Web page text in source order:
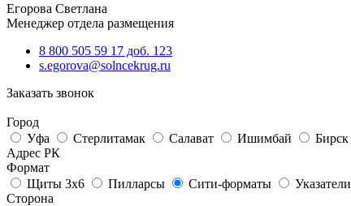
Егорова Светлана
Менеджер отдела размещения
8 800 505 59 17 доб. 123
s.egorova@solncekrug.ru
Заказать звонок
Город
Уфа
Стерлитамак Салават Ишимбай Бирск
Адрес РК
Формат
Щиты 3х6
Пилларсы Сити-форматы Указатели
Сторона